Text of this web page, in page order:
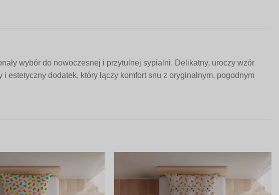
wybór do nowoczesnej i przytulnej sypialni. Delikatny, uroczy wzór
dodatek, który łączy komfort snu z oryginalnym, pogodnym